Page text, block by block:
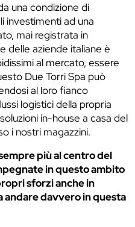
una condizione di
investimenti ad una
mai registrata in
delle aziende italiane è
al mercato, essere
Due Torri Spa può
al loro fianco
logistici della propria
in-house a casa del
i nostri magazzini.
più al centro del
in questo ambito
sforzi anche in
andare davvero in questa